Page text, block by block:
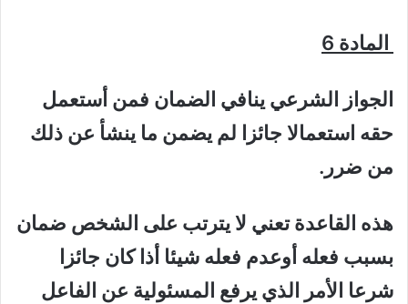
المادة 6
الجواز الشرعي ينافي الضمان فمن أستعمل
حقه استعمالا جائزا لم يضمن ما ينشأ عن ذلك
من ضرر.
هذه القاعدة تعني لا يترتب على الشخص ضمان
بسبب فعله أوعدم فعله شيئا أذا كان جائزا
شرعا الأمر الذي يرفع المسئولية عن الفاعل